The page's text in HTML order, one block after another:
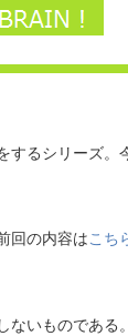
するシリーズ。
回の内容はこち
ないものであ